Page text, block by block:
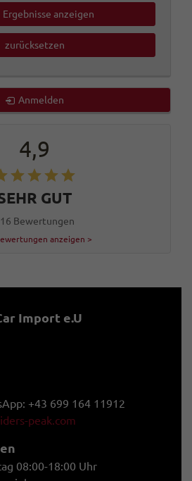
Ergebnisse anzeigen
zurücksetzen
Anmelden
4,9
GUT
Bewertungen
anzeigen >
Import e.U
+43 699 164 11912
peak.com
08:00-18:00 Uhr